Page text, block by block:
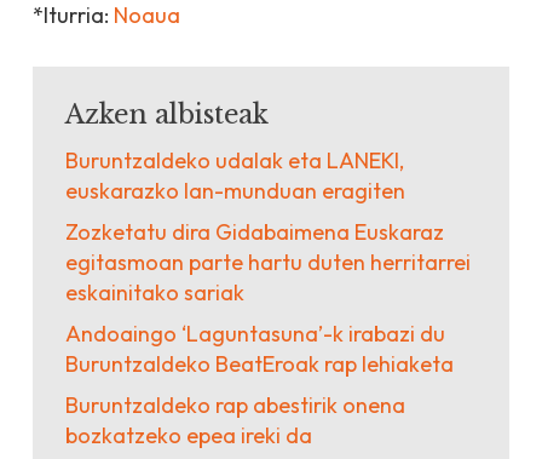
*Iturria: Noaua
Azken albisteak
Buruntzaldeko udalak eta LANEKI,
euskarazko lan-munduan eragiten
Zozketatu dira Gidabaimena Euskaraz
egitasmoan parte hartu duten herritarrei
eskainitako sariak
Andoaingo ‘Laguntasuna’-k irabazi du
Buruntzaldeko BeatEroak rap lehiaketa
Buruntzaldeko rap abestirik onena
bozkatzeko epea ireki da